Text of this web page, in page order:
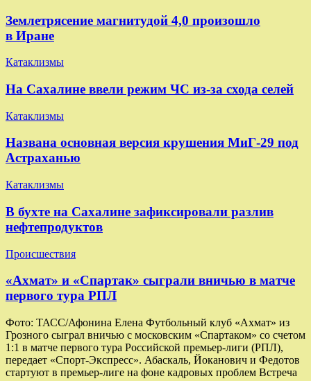
Землетрясение магнитудой 4,0 произошло
в Иране
Катаклизмы
На Сахалине ввели режим ЧС из-за схода селей
Катаклизмы
Названа основная версия крушения МиГ-29 под
Астраханью
Катаклизмы
В бухте на Сахалине зафиксировали разлив
нефтепродуктов
Происшествия
«Ахмат» и «Спартак» сыграли вничью в матче
первого тура РПЛ
Фото: ТАСС/Афонина Елена Футбольный клуб «Ахмат» из
Грозного сыграл вничью с московским «Спартаком» со счетом
1:1 в матче первого тура Российской премьер-лиги (РПЛ),
передает «Спорт-Экспресс». Абаскаль, Йоканович и Федотов
стартуют в премьер-лиге на фоне кадровых проблем Встреча